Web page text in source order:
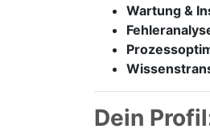
Wartung &
Dein